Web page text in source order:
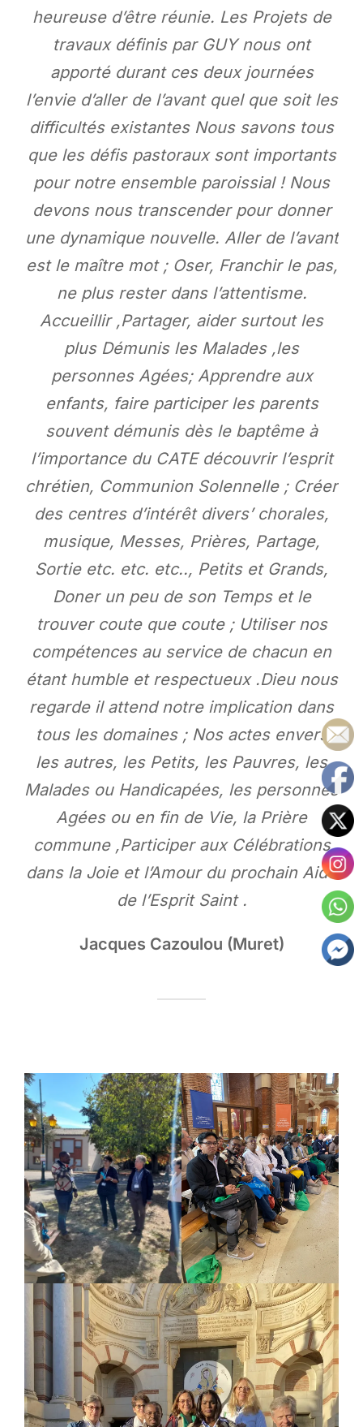
heureuse d’être réunie. Les Projets de
travaux définis par GUY nous ont
apporté durant ces deux journées
l’envie d’aller de l’avant quel que soit les
difficultés existantes Nous savons tous
que les défis pastoraux sont importants
pour notre ensemble paroissial ! Nous
devons nous transcender pour donner
une dynamique nouvelle. Aller de l’avant
est le maître mot ; Oser, Franchir le pas,
ne plus rester dans l’attentisme.
Accueillir ,Partager, aider surtout les
plus Démunis les Malades ,les
personnes Agées; Apprendre aux
enfants, faire participer les parents
souvent démunis dès le baptême à
l’importance du CATE découvrir l’esprit
chrétien, Communion Solennelle ; Créer
des centres d’intérêt divers’ chorales,
musique, Messes, Prières, Partage,
Sortie etc. etc. etc.., Petits et Grands,
Doner un peu de son Temps et le
trouver coute que coute ; Utiliser nos
compétences au service de chacun en
étant humble et respectueux .Dieu nous
regarde il attend notre implication dans
tous les domaines ; Nos actes envers
les autres, les Petits, les Pauvres, les
Malades ou Handicapées, les personnes
Agées ou en fin de Vie, la Prière
commune ,Participer aux Célébrations
dans la Joie et l’Amour du prochain Aidé
de l’Esprit Saint .
Jacques Cazoulou (Muret)